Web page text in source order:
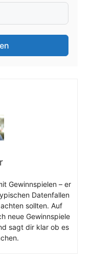
Gewinnspielen – er
Datenfallen
sollten. Auf
neue Gewinnspiele
sagt dir klar ob es